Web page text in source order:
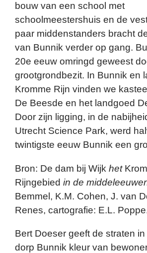
bouw van een school met
schoolmeestershuis en de
paar middenstanders bracht
van Bunnik verder op gang.
20e eeuw omringd geweest
grootgrondbezit. In Bunnik en
Kromme Rijn vinden we
De Beesde en het landgoed
Door zijn ligging, in de
Utrecht Science Park, werd
twintigste eeuw Bunnik een
Bron: De dam bij Wijk het
Rijngebied in de
Bemmel, K.M. Cohen, J. van
Renes, cartografie: E.L.
Bert Doeser geeft de straten
dorp Bunnik kleur van